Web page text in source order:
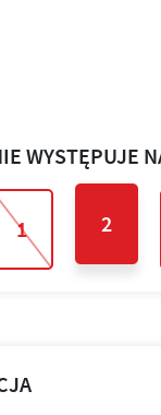
WYSTĘPUJE
1 2